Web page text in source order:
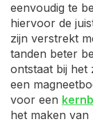
eenvoudig te
hiervoor de
zijn verstrekt
tanden beter
ontstaat bij het
een
voor een
het maken van